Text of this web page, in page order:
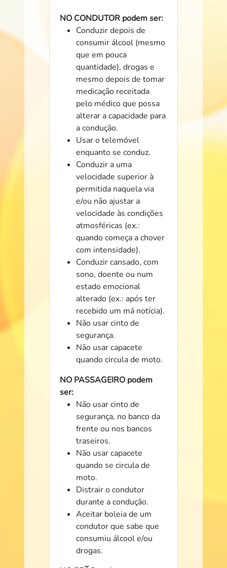
NO CONDUTOR podem ser:
Conduzir depois de
consumir álcool (mesmo
que em pouca
quantidade), drogas e
mesmo depois de tomar
medicação receitada
pelo médico que possa
alterar a capacidade para
a condução.
Usar o telemóvel
enquanto se conduz.
Conduzir a uma
velocidade superior à
permitida naquela via
e/ou não ajustar a
velocidade às condições
atmosféricas (ex.:
quando começa a chover
com intensidade).
Conduzir cansado, com
sono, doente ou num
estado emocional
alterado (ex.: após ter
recebido um má notícia).
Não usar cinto de
segurança.
Não usar capacete
quando circula de moto.
NO PASSAGEIRO podem
ser:
Não usar cinto de
segurança, no banco da
frente ou nos bancos
traseiros.
Não usar capacete
quando se circula de
moto.
Distrair o condutor
durante a condução.
Aceitar boleia de um
condutor que sabe que
consumiu álcool e/ou
drogas.